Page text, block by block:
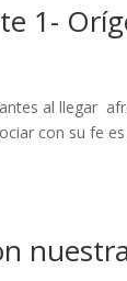
1-
al llegar
con su fe